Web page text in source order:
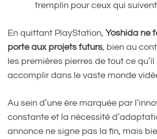
tremplin pour ceux qui
En quittant PlayStation, Yoshida ne
porte aux projets futurs, bien au
les premières pierres de tout ce
accomplir dans le vaste monde
Au sein d’une ère marquée par
constante et la nécessité
annonce ne signe pas la fin, mais